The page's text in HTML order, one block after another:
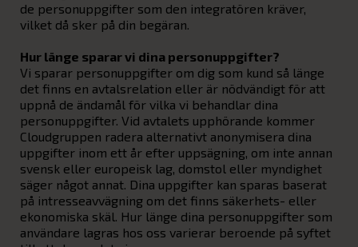
de personuppgifter som den integratören kräver,
vilket då sker på din begäran.
Hur länge sparar vi dina personuppgifter?
Vi sparar personuppgifter om dig som kund så länge
det finns en avtalsrelation eller är nödvändigt för att
uppnå de ändamål för vilka vi behandlar dina
personuppgifter. Vid avtalets upphörande kommer
Cloudgruppen radera alternativt anonymisera dina
uppgifter inom ett år efter uppsägning, om inte annan
svensk eller europeisk lag, domstol eller myndighet
säger något annat. Dina uppgifter kan sparas baserat
på intresseavvägning om det finns säkerhets- eller
ekonomiska skäl. Hur länge dina personuppgifter som
användare lagras hos oss varierar beroende på syftet